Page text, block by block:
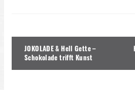
Beitragsnavigation
JOKOLADE & Hell Gette –
Schokolade trifft Kunst